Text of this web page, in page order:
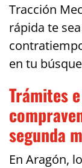
Tracción
rápida te
en tu
Trámites
segunda
En Aragón,